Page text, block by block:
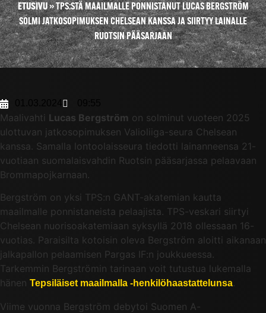
ETUSIVU»TPS:STÄ MAAILMALLE PONNISTANUT LUCAS BERGSTRÖM
SOLMI JATKOSOPIMUKSEN CHELSEAN KANSSA JA SIIRTYY LAINALLE
RUOTSIN PÄÄSARJAAN
Maalivahti Lucas Bergström on solminut vuoteen 2025
ulottuvan jatkosopimuksen Valioliiga-seura Chelsean
kanssa. Samalla lontoolaisseura tiedotti lainanneensa 21-
vuotiaan suomalaisvahdin Ruotsin pääsarjassa pelaavaan
Brommapojkarnaan.
Bergström on yksi TPS:n GANT-akatemian kautta
maailmalle ponnistaneista pelaajista. TPS-veskari siirtyi
Chelsean nuorisoakatemiaan syksyllä 2018 ollessaan 16-
vuotias. Paraisilta kotoisin oleva Bergström aloitti aikanaan
jalkapallon pelaamisen Pargas IF:n joukkueessa.
Tarkemmin Bergströmin tarinaan voit tutustua lukemalla
hänen Tepsiläiset maailmalla -henkilöhaastattelunsa.
Viime vuonna Bergström debytoi Suomen A-